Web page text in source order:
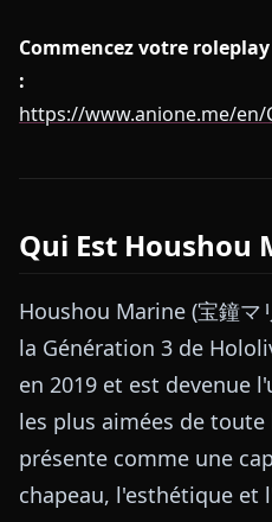
Commencez votre
:
https://www.anione.me/
Qui Est Houshou
Houshou Marine (宝鐘マ
la Génération 3 de
en 2019 et est devenue
les plus aimées de toute
présente comme une
chapeau, l'esthétique